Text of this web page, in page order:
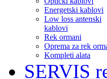
Energetski kablovi
Low loss antenski
kablovi
Rek ormani
Oprema za rek
Kompleti alata
SERVIS